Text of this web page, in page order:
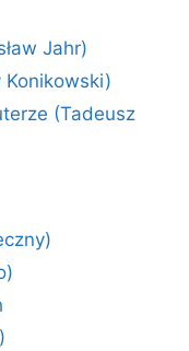
Jahr)
Konikowski)
(Tadeusz